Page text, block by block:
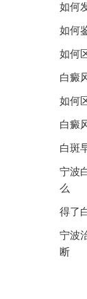
如何
如何
如何
白癜
如何
白癜
白斑
宁波
么
得了
宁波
断